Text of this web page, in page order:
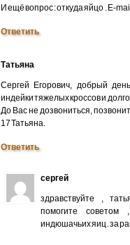
И ещё вопрос : откуда яйцо . E-
Ответить
Татьяна
Сергей Егорович, добрый
индейки тяжелых кроссов и
До Вас не дозвониться,
17 Татьяна.
Ответить
сергей
здравствуйте ,
помогите
индюшачьих яиц . за